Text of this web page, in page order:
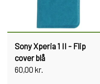
Sony Xperia 1 II - Flip
cover blå
60,00 kr.